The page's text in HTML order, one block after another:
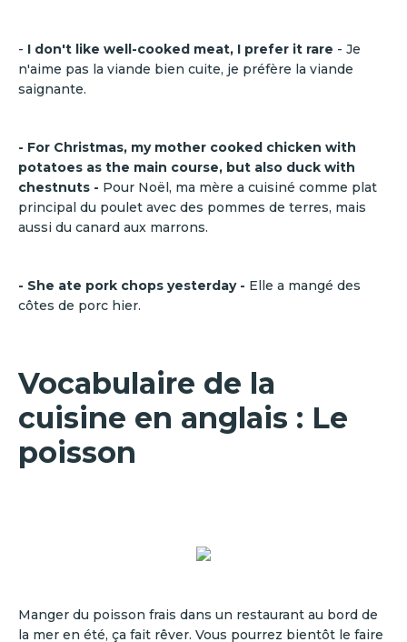
- I don't like well-cooked meat, I prefer it rare - Je
n'aime pas la viande bien cuite, je préfère la viande
saignante.
- For Christmas, my mother cooked chicken with
potatoes as the main course, but also duck with
chestnuts - Pour Noël, ma mère a cuisiné comme plat
principal du poulet avec des pommes de terres, mais
aussi du canard aux marrons.
- She ate pork chops yesterday - Elle a mangé des
côtes de porc hier.
Vocabulaire de la
cuisine en anglais : Le
poisson
Manger du poisson frais dans un restaurant au bord de
la mer en été, ça fait rêver. Vous pourrez bientôt le faire